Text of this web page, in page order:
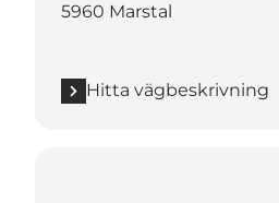
5960 Marstal
Hitta vägbeskrivning